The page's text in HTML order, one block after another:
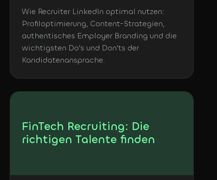
Wie Recruiter LinkedIn optimal nutzen:
Profiloptimierung, Content-Strategien,
authentisches Employer Branding und die
wichtigsten Do's und Don'ts der
Kandidatenansprache.
FinTech Recruiting: Die
richtigen Talente finden